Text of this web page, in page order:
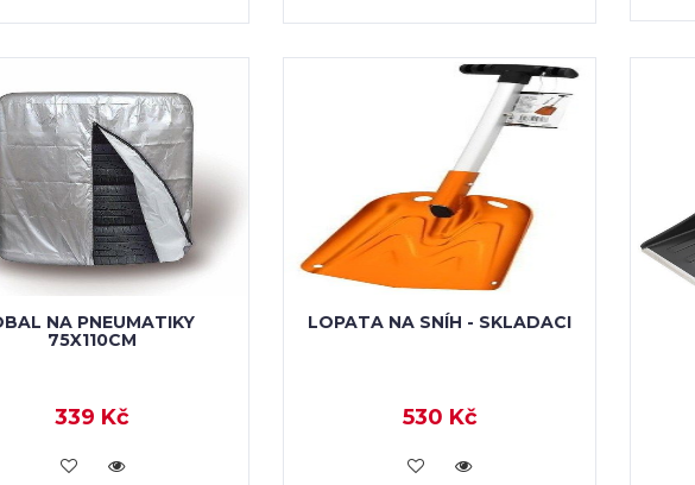
NA PNEUMATIKY
75X110CM
339 Kč
VLOŽIT DO KOŠÍKU
LOPATA NA SNÍH - SKLADACI
530 Kč
VLOŽIT DO KOŠÍKU